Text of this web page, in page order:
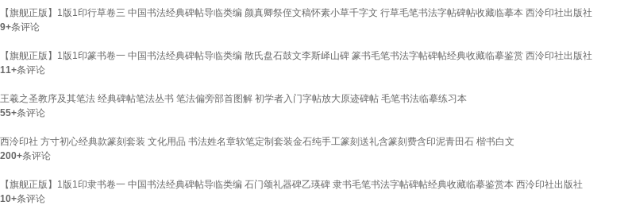
【旗舰正版】1版1印行草卷三 中国书法经典碑帖导临类编 颜真卿祭侄文稿怀素小草千字文 行草毛笔书法字帖碑帖收藏临摹本 西泠印社出版社
9+条评论
【旗舰正版】1版1印篆书卷一 中国书法经典碑帖导临类编 散氏盘石鼓文李斯峄山碑 篆书毛笔书法字帖碑帖经典收藏临摹鉴赏 西泠印社出版社
11+条评论
王羲之圣教序及其笔法 经典碑帖笔法丛书 笔法偏旁部首图解 初学者入门字帖放大原迹碑帖 毛笔书法临摹练习本
55+条评论
西泠印社 方寸初心经典款篆刻套装 文化用品 书法姓名章软笔定制套装金石纯手工篆刻送礼含篆刻费含印泥青田石 楷书白文
200+条评论
【旗舰正版】1版1印隶书卷一 中国书法经典碑帖导临类编 石门颂礼器碑乙瑛碑 隶书毛笔书法字帖碑帖经典收藏临摹鉴赏本 西泠印社出版社
10+条评论